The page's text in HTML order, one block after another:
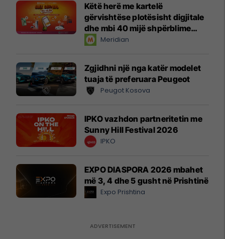
Këtë herë me kartelë
gërvishtëse plotësisht digjitale
dhe mbi 40 mijë shpërblime
instant!Meridian
Zgjidhni një nga katër modelet
tuaja të preferuara Peugeot
Peugot Kosova
IPKO vazhdon partneritetin me
Sunny Hill Festival 2026
IPKO
EXPO DIASPORA 2026 mbahet
më 3, 4 dhe 5 gusht në Prishtinë
Expo Prishtina